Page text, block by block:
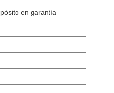
en garantía